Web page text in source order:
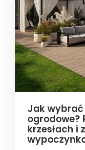
Jak wybrać
ogrodowe?
krzesłach i